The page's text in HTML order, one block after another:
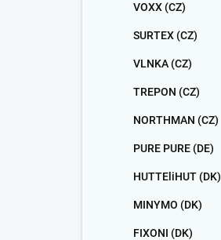
VOXX (CZ)
SURTEX (CZ)
VLNKA (CZ)
TREPON (CZ)
NORTHMAN (CZ)
PURE PURE (DE)
HUTTEliHUT (DK)
MINYMO (DK)
FIXONI (DK)